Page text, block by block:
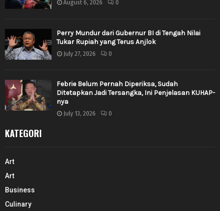
August 6, 2026 0
Perry Mundur dari Gubernur BI di Tengah Nilai
Tukar Rupiah yang Terus Anjlok
July 27, 2026 0
Febrie Belum Pernah Diperiksa, Sudah
Ditetapkan Jadi Tersangka, Ini Penjelasan KUHAP-
nya
July 13, 2026 0
KATEGORI
Art
Art
Business
Culinary